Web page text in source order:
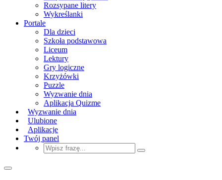
Rozsypane litery
Wykreślanki
Portale
Dla dzieci
Szkoła podstawowa
Liceum
Lektury
Gry logiczne
Krzyżówki
Puzzle
Wyzwanie dnia
Aplikacja Quizme
Wyzwanie dnia
Ulubione
Aplikacje
Twój panel